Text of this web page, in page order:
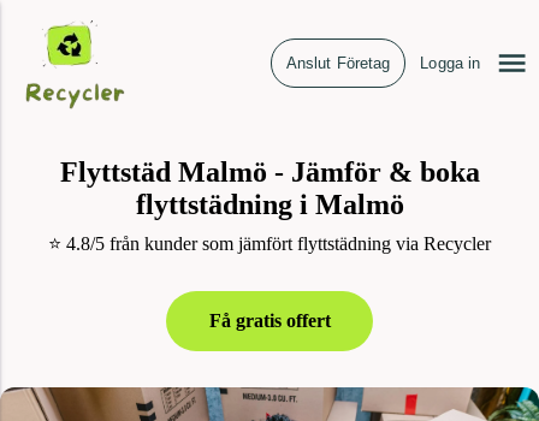
Anslut Företag Logga in
Flyttstäd Malmö - Jämför & boka
flyttstädning i Malmö
⭐ 4.8/5 från kunder som jämfört flyttstädning via Recycler
Få gratis offert